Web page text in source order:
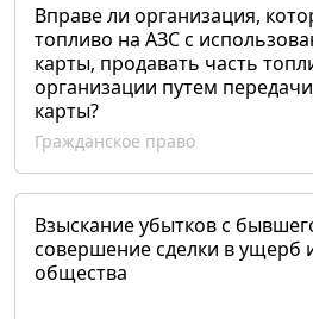
Вправе ли организация,
топливо на АЗС с
карты, продавать часть
организации путем
карты?
Гражданское право
Взыскание убытков с
совершение сделки в ущерб
общества